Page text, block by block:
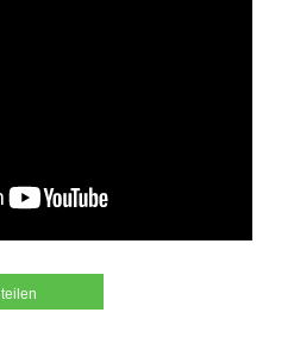
teilen